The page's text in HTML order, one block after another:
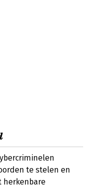
te stelen en
herkenbare